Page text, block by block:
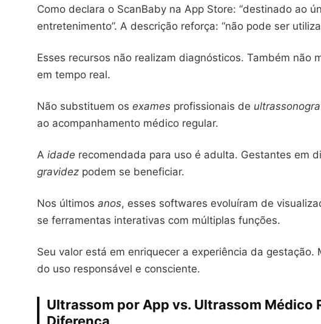
Como declara o ScanBaby na App Store: “destinado ao
entretenimento”. A descrição reforça: “não pode ser
Esses recursos não realizam diagnósticos. Também não
em tempo real.
Não substituem os exames profissionais de
ao acompanhamento médico regular.
A idade recomendada para uso é adulta. Gestantes em
gravidez podem se beneficiar.
Nos últimos anos, esses softwares evoluíram de
se ferramentas interativas com múltiplas funções.
Seu valor está em enriquecer a experiência da gestação.
do uso responsável e consciente.
Ultrassom por App vs. Ultrassom Médico